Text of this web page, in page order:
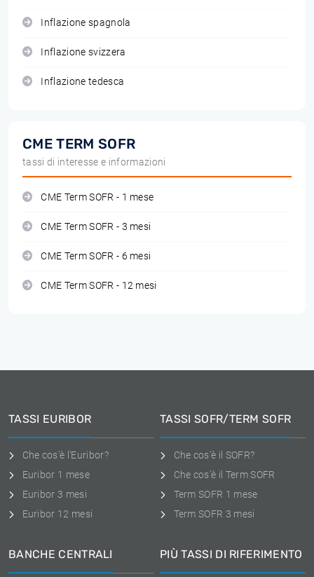
Inflazione spagnola
Inflazione svizzera
Inflazione tedesca
CME TERM SOFR
tassi di interesse e informazioni
CME Term SOFR - 1 mese
CME Term SOFR - 3 mesi
CME Term SOFR - 6 mesi
CME Term SOFR - 12 mesi
TASSI EURIBOR
Che cos'è l'Euribor?
Euribor 1 mese
Euribor 3 mesi
Euribor 12 mesi
TASSI SOFR/TERM SOFR
Che cos'è il SOFR?
Che cos'è il Term SOFR
Term SOFR 1 mese
Term SOFR 3 mesi
BANCHE CENTRALI PIÙ TASSI DI RIFERIMENTO